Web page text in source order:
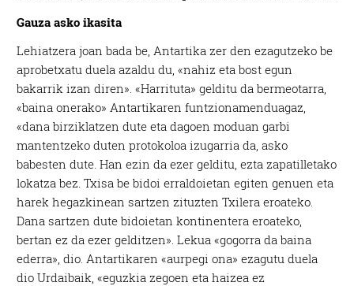
Gauza asko ikasita
Lehiatzera joan bada be, Antartika zer den ezagutzeko be
aprobetxatu duela azaldu du, «nahiz eta bost egun
bakarrik izan diren». «Harrituta» gelditu da bermeotarra,
«baina onerako» Antartikaren funtzionamenduagaz,
«dana birziklatzen dute eta dagoen moduan garbi
mantentzeko duten protokoloa izugarria da, asko
babesten dute. Han ezin da ezer gelditu, ezta zapatilletako
lokatza bez. Txisa be bidoi erraldoietan egiten genuen eta
harek hegazkinean sartzen zituzten Txilera eroateko.
Dana sartzen dute bidoietan kontinentera eroateko,
bertan ez da ezer gelditzen». Lekua «gogorra da baina
ederra», dio. Antartikaren «aurpegi ona» ezagutu duela
dio Urdaibaik, «eguzkia zegoen eta haizea ez